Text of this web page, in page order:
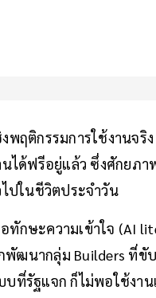
พฤติกรรมการใช้งานจ
ด้ฟรีอยู่แล้ว ซึ่งศักยภา
ปในชีวิตประจำวัน
กษะความเข้าใจ (AI
ฒนากลุ่ม Builders ที่ขั
ที่รัฐแจก ก็ไม่พอใช้งา